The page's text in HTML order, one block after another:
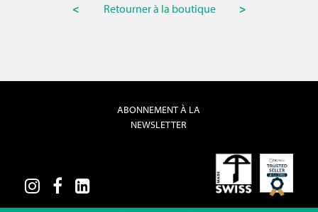
<
Retourner à la boutique >
ABONNEMENT À LA
NEWSLETTER